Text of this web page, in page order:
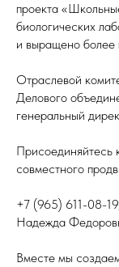
проекта
биологических
и выращено более
Отраслевой
Делового
генеральный
Присоединяйтесь
совместного
+7 (965) 611-08-
Надежда
Вместе мы